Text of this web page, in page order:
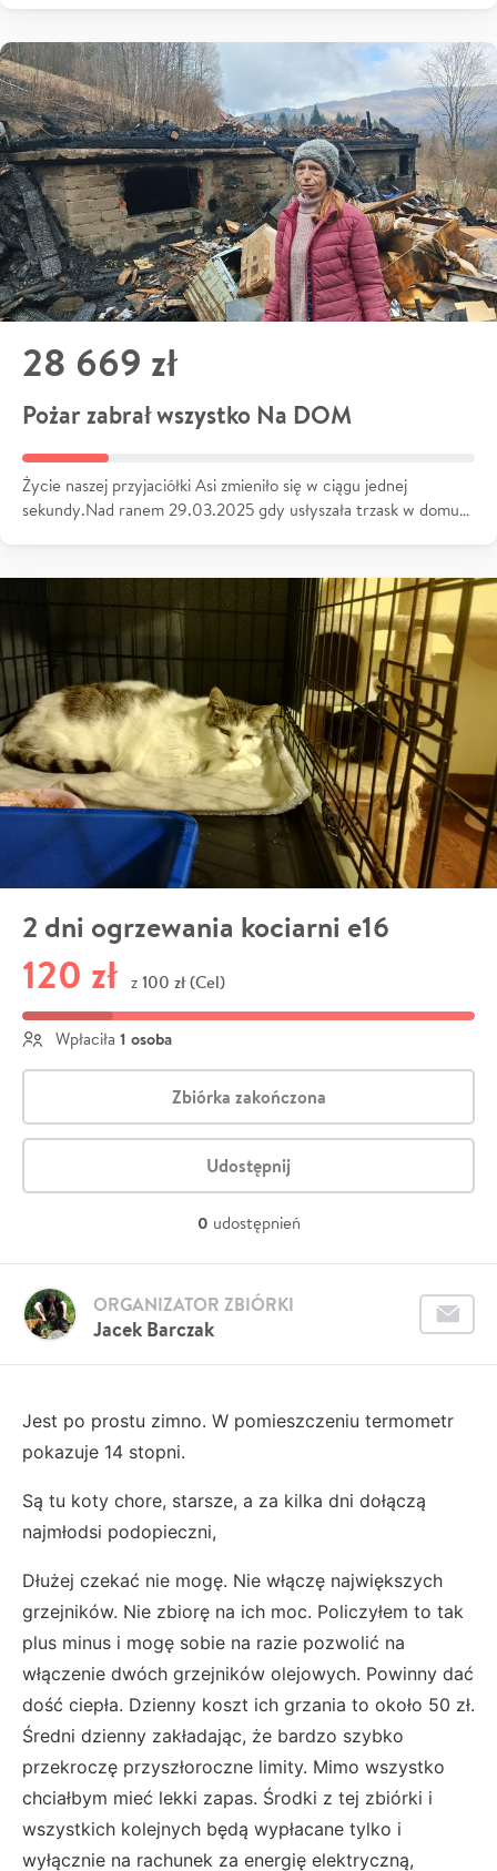
28 669 zł
Pożar zabrał wszystko Na DOM
Życie naszej przyjaciółki Asi zmieniło się w ciągu jednej
sekundy.Nad ranem 29.03.2025 gdy usłyszała trzask w domu…
2 dni ogrzewania kociarni e16
120 zł z 100 zł (Cel)
Wpłaciła 1 osoba
Zbiórka zakończona
Udostępnij
0 udostępnień
Jacek Barczak
ORGANIZATOR ZBIÓRKI
Jest po prostu zimno. W pomieszczeniu termometr
pokazuje 14 stopni.
Są tu koty chore, starsze, a za kilka dni dołączą
najmłodsi podopieczni,
Dłużej czekać nie mogę. Nie włączę największych
grzejników. Nie zbiorę na ich moc. Policzyłem to tak
plus minus i mogę sobie na razie pozwolić na
włączenie dwóch grzejników olejowych. Powinny dać
dość ciepła. Dzienny koszt ich grzania to około 50 zł.
Średni dzienny zakładając, że bardzo szybko
przekroczę przyszłoroczne limity. Mimo wszystko
chciałbym mieć lekki zapas. Środki z tej zbiórki i
wszystkich kolejnych będą wypłacane tylko i
wyłącznie na rachunek za energię elektryczną,